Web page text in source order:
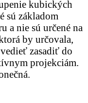
kubických
sú základom
a nie sú určené na
by určovala,
zasadiť do
projekciám.